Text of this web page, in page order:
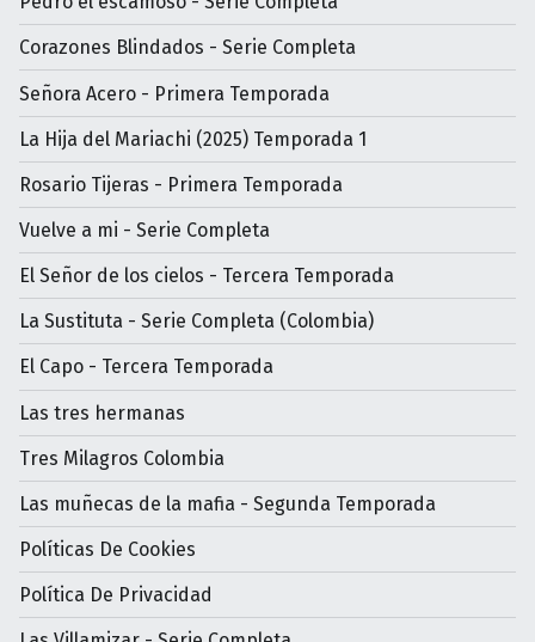
Corazones Blindados - Serie Completa
Señora Acero - Primera Temporada
La Hija del Mariachi (2025) Temporada 1
Rosario Tijeras - Primera Temporada
Vuelve a mi - Serie Completa
El Señor de los cielos - Tercera Temporada
La Sustituta - Serie Completa (Colombia)
El Capo - Tercera Temporada
Las tres hermanas
Tres Milagros Colombia
Las muñecas de la mafia - Segunda Temporada
Políticas De Cookies
Política De Privacidad